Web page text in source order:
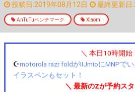
投稿日:2019年08月12日 最終更新日
AnTuTuベンチマーク Xiaomi
＼ 本日10時開始
☪️motorola razr foldがIIJmioにMNPで
イラスペンもセット！
＼ 最新のZが予約ス